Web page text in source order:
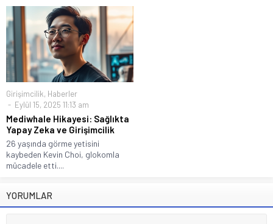
Girişimcilik, Haberler
Eylül 15, 2025 11:13 am
Mediwhale Hikayesi: Sağlıkta
Yapay Zeka ve Girişimcilik
26 yaşında görme yetisini
kaybeden Kevin Choi, glokomla
mücadele etti....
YORUMLAR